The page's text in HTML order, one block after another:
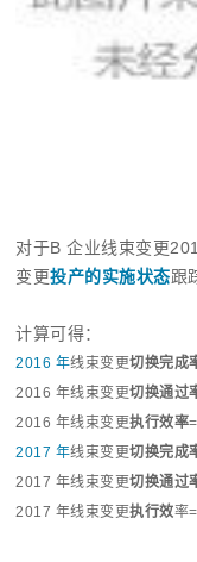
对于B 企业线束变更
变更投产的实施状态跟
计算可得：
2016 年线束变更切换完成
2016 年线束变更切换通过
2016 年线束变更执行效率
2017 年线束变更切换完成
2017 年线束变更切换通过
2017 年线束变更执行效率